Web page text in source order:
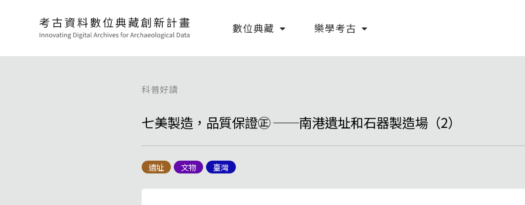
數位典藏 樂學考古
科普好讀
七美製造，品質保證㊣ ──南港遺址和石器製造場（2）
遺址 文物 臺灣